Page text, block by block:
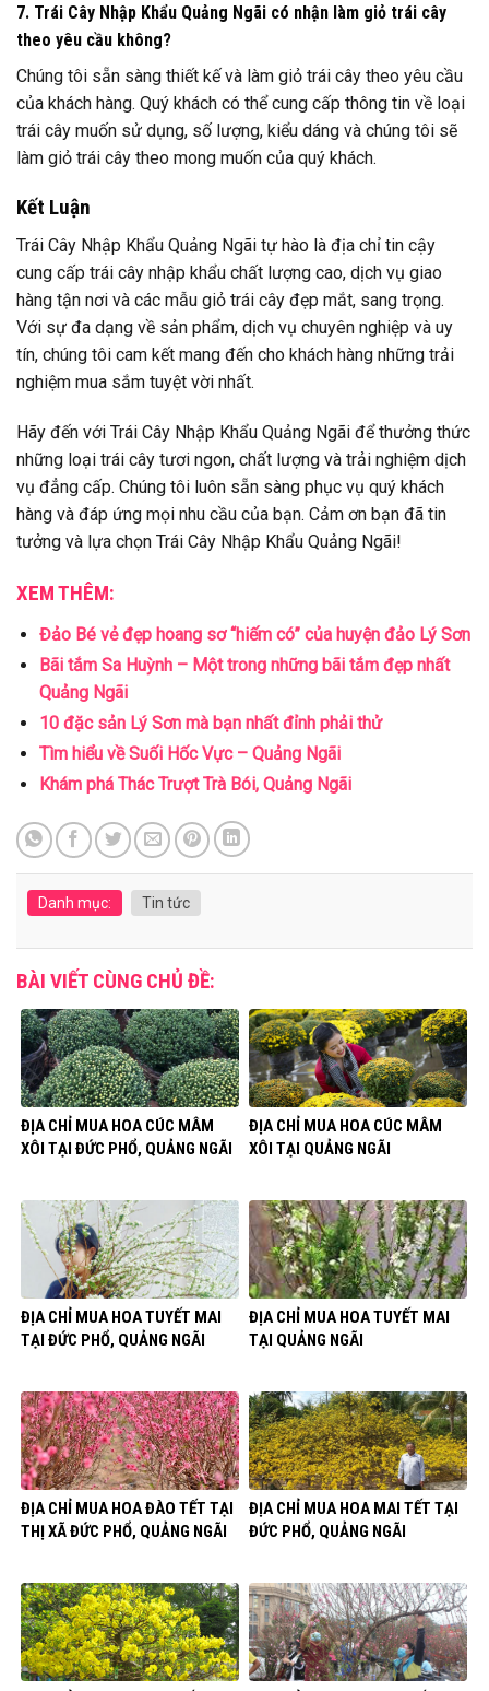
7. Trái Cây Nhập Khẩu Quảng Ngãi có nhận làm giỏ trái cây
theo yêu cầu không?
Chúng tôi sẵn sàng thiết kế và làm giỏ trái cây theo yêu cầu
của khách hàng. Quý khách có thể cung cấp thông tin về loại
trái cây muốn sử dụng, số lượng, kiểu dáng và chúng tôi sẽ
làm giỏ trái cây theo mong muốn của quý khách.
Kết Luận
Trái Cây Nhập Khẩu Quảng Ngãi tự hào là địa chỉ tin cậy
cung cấp trái cây nhập khẩu chất lượng cao, dịch vụ giao
hàng tận nơi và các mẫu giỏ trái cây đẹp mắt, sang trọng.
Với sự đa dạng về sản phẩm, dịch vụ chuyên nghiệp và uy
tín, chúng tôi cam kết mang đến cho khách hàng những trải
nghiệm mua sắm tuyệt vời nhất.
Hãy đến với Trái Cây Nhập Khẩu Quảng Ngãi để thưởng thức
những loại trái cây tươi ngon, chất lượng và trải nghiệm dịch
vụ đẳng cấp. Chúng tôi luôn sẵn sàng phục vụ quý khách
hàng và đáp ứng mọi nhu cầu của bạn. Cảm ơn bạn đã tin
tưởng và lựa chọn Trái Cây Nhập Khẩu Quảng Ngãi!
XEM THÊM:
Đảo Bé vẻ đẹp hoang sơ “hiếm có” của huyện đảo Lý Sơn
Bãi tắm Sa Huỳnh – Một trong những bãi tắm đẹp nhất
Quảng Ngãi
10 đặc sản Lý Sơn mà bạn nhất đỉnh phải thử
Tìm hiểu về Suối Hốc Vực – Quảng Ngãi
Khám phá Thác Trượt Trà Bói, Quảng Ngãi
Danh mục: Tin tức
BÀI VIẾT CÙNG CHỦ ĐỀ:
ĐỊA CHỈ MUA HOA CÚC MÂM
XÔI TẠI ĐỨC PHỔ, QUẢNG NGÃI
ĐỊA CHỈ MUA HOA CÚC MÂM
XÔI TẠI QUẢNG NGÃI
ĐỊA CHỈ MUA HOA TUYẾT MAI
TẠI ĐỨC PHỔ, QUẢNG NGÃI
ĐỊA CHỈ MUA HOA TUYẾT MAI
TẠI QUẢNG NGÃI
ĐỊA CHỈ MUA HOA ĐÀO TẾT TẠI
THỊ XÃ ĐỨC PHỔ, QUẢNG NGÃI
ĐỊA CHỈ MUA HOA MAI TẾT TẠI
ĐỨC PHỔ, QUẢNG NGÃI